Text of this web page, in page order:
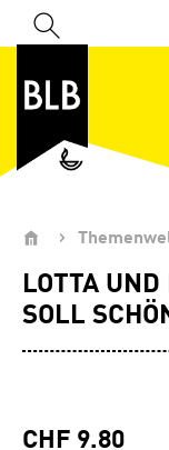
Zum Hauptinhalt
LOTTA
SOLL
CHF 9.80